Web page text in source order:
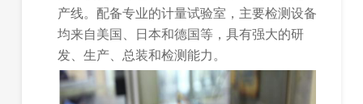
产线。配备专业的计量试验室，主要检测设备
均来自美国、日本和德国等，具有强大的研
发、生产、总装和检测能力。